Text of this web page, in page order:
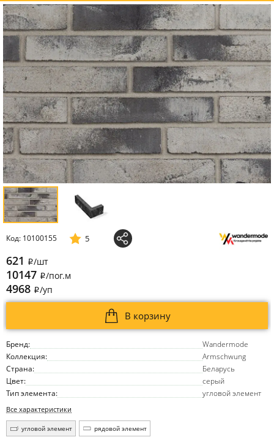
Бренд:
Wandermode
Коллекция:
Armschwung
Страна:
Беларусь
Цвет:
серый
Тип элемента:
угловой элемент
Все характеристики
угловой элемент рядовой элемент
Код: 10100155 5
621 i/шт
10147 i/пог.м
4968 i/уп
В корзину